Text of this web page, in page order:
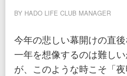
BY HADO LIFE CLUB MANAGER
今年の悲しい幕開けの直
一年を想像するのは難し
が、このような時こそ「